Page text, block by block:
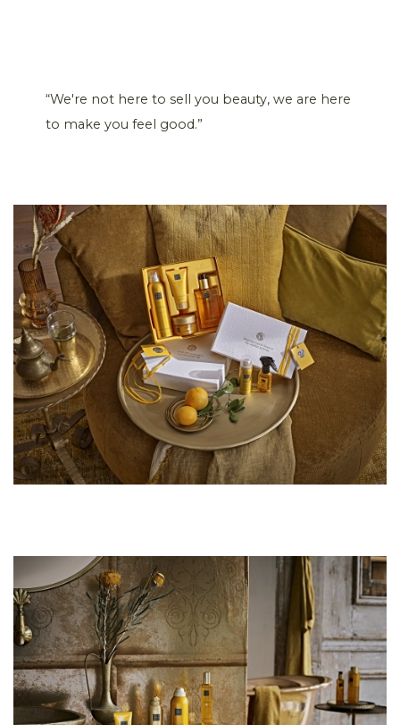
“We're not here to sell you beauty, we are here
to make you feel good.”